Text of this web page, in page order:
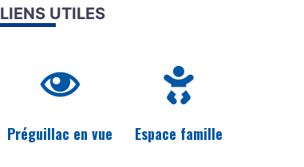
LIENS UTILES
Préguillac en vue Espace famille